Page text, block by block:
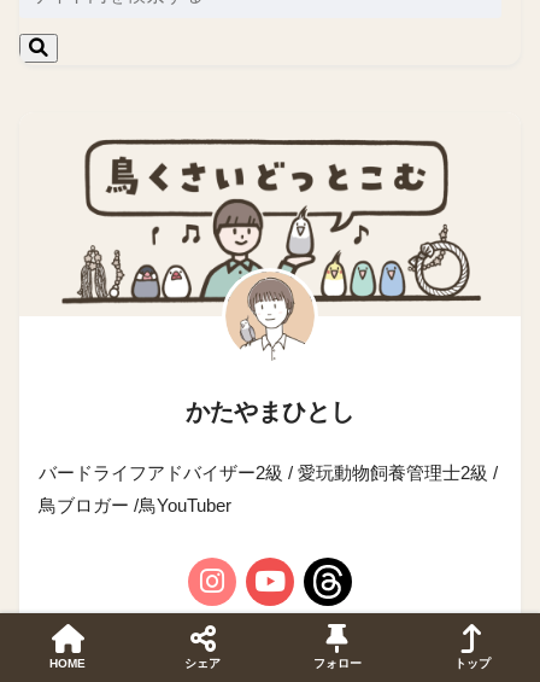
かたやまひとし
バードライフアドバイザー2級 / 愛玩動物飼養管理士2級 /
鳥ブロガー /鳥YouTuber
HOME シェア フォロー トップ